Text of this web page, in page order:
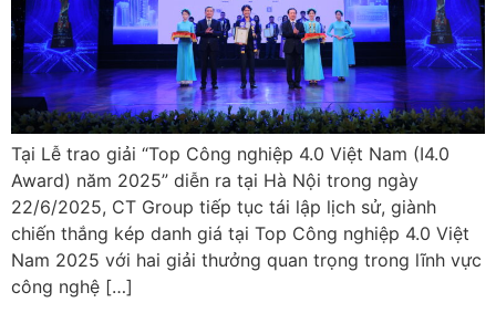
Tại Lễ trao giải “Top Công nghiệp 4.0 Việt Nam (I4.0
Award) năm 2025” diễn ra tại Hà Nội trong ngày
22/6/2025, CT Group tiếp tục tái lập lịch sử, giành
chiến thắng kép danh giá tại Top Công nghiệp 4.0 Việt
Nam 2025 với hai giải thưởng quan trọng trong lĩnh vực
công nghệ […]